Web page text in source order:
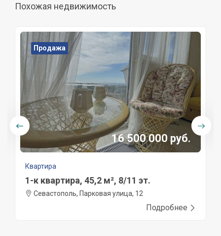
Похожая недвижимость
Продажа
16 500 000 руб.
Квартира
1-к квартира, 45,2 м², 8/11 эт.
Севастополь, Парковая улица, 12
Подробнее